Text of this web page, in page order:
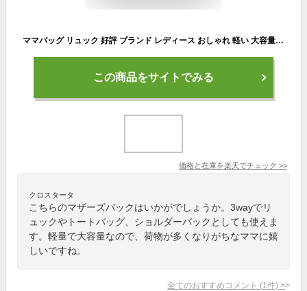
ママバッグ リュック 好評 ブランド レディース おしゃれ 軽い 大容量 無地 シンプル 大人 かわいい ママリュック マザーズリュック プレゼント ショルダーバッグ 3way 黒 ブラック トート 出産準備 マザーズバッグ ママバック デイバッグ デイバッグ
この商品をサイトでみる
価格と在庫を楽天でチェック >>
クロスタータ
こちらのマザーズバックはいかがでしょうか。3wayでリ
ュックやトートバッグ、ショルダーバックとしても使えま
す。軽量で大容量なので、荷物が多くなりがちなママに嬉
しいですね。
全てのおすすめコメント (1 件) >